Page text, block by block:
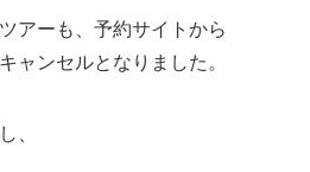
アーも、予約サイトから
ャンセルとなりました。
、